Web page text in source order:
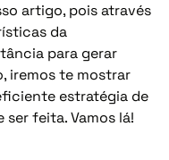
artigo, pois através
da
para gerar
iremos te mostrar
estratégia de
feita. Vamos lá!